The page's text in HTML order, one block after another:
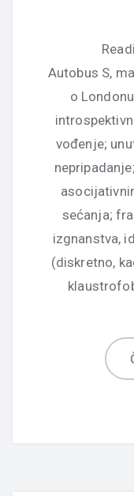
Autobus S,
o
vođenje;
sećanja;
izgnanstva,
(diskretno,